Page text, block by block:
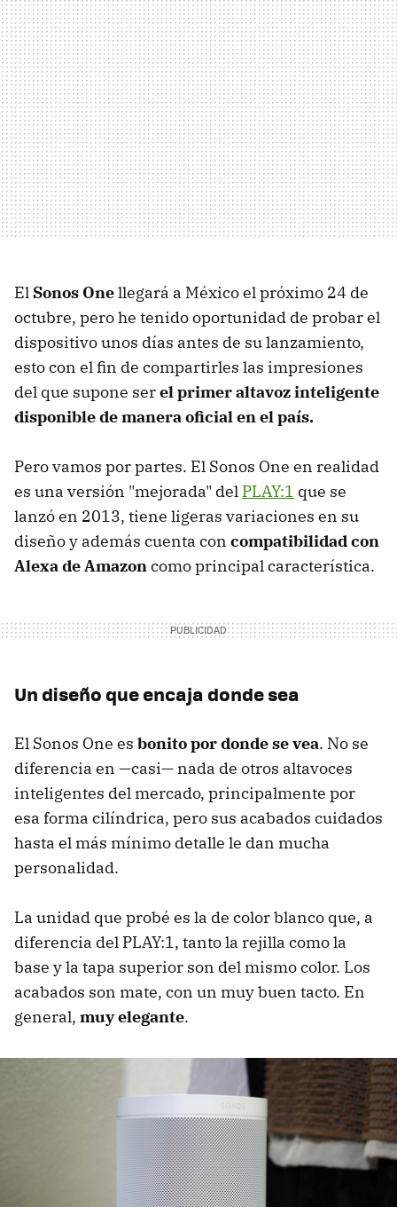
El Sonos Onellegará a México el próximo 24 de
octubre, pero he tenido oportunidad de probar el
dispositivo unos días antes de su lanzamiento,
esto con el fin de compartirles las impresiones
del que supone serel primer altavoz inteligente
disponible de manera oficial en el país.
Pero vamos por partes. El Sonos One en realidad
es una versión "mejorada" del PLAY:1 que se
lanzó en 2013, tiene ligeras variaciones en su
diseño y además cuenta con compatibilidad con
Alexa de Amazoncomo principal característica.
Un diseño que encaja donde sea
El Sonos One es bonito por donde se vea. No se
diferencia en —casi— nada de otros altavoces
inteligentes del mercado, principalmente por
esa forma cilíndrica, pero sus acabados cuidados
hasta el más mínimo detalle le dan mucha
personalidad.
La unidad que probé es la de color blanco que, a
diferencia del PLAY:1, tanto la rejilla como la
base y la tapa superior son del mismo color. Los
acabados son mate, con un muy buen tacto. En
general, muy elegante.